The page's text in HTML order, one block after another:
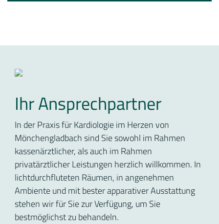
Ihr Ansprechpartner
In der Praxis für Kardiologie im Herzen von
Mönchengladbach sind Sie sowohl im Rahmen
kassenärztlicher, als auch im Rahmen
privatärztlicher Leistungen herzlich willkommen. In
lichtdurchfluteten Räumen, in angenehmen
Ambiente und mit bester apparativer Ausstattung
stehen wir für Sie zur Verfügung, um Sie
bestmöglichst zu behandeln.